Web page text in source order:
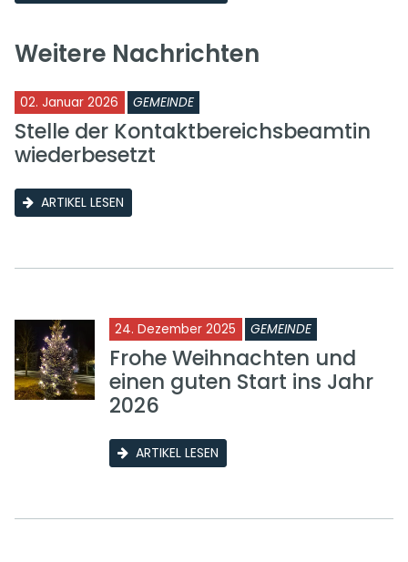
Weitere Nachrichten
02. Januar 2026 GEMEINDE
Stelle der Kontaktbereichsbeamtin
wiederbesetzt
ARTIKEL LESEN
24. Dezember 2025 GEMEINDE
Frohe Weihnachten und
einen guten Start ins Jahr
2026
ARTIKEL LESEN